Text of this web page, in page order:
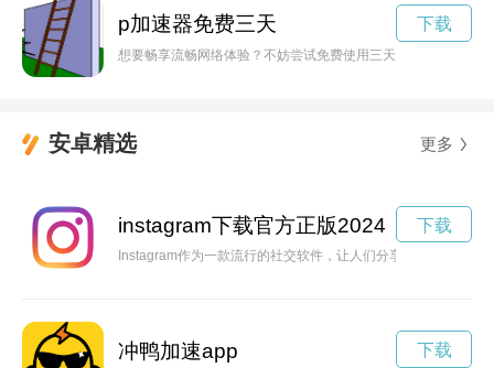
p加速器免费三天
想要畅享流畅网络体验？不妨尝试免费使用三天的加速器，让你
下载
安卓精选 更多
instagram下载官方正版2024
Instagram作为一款流行的社交软件，让人们分享生活中的美
下载
冲鸭加速app 下载